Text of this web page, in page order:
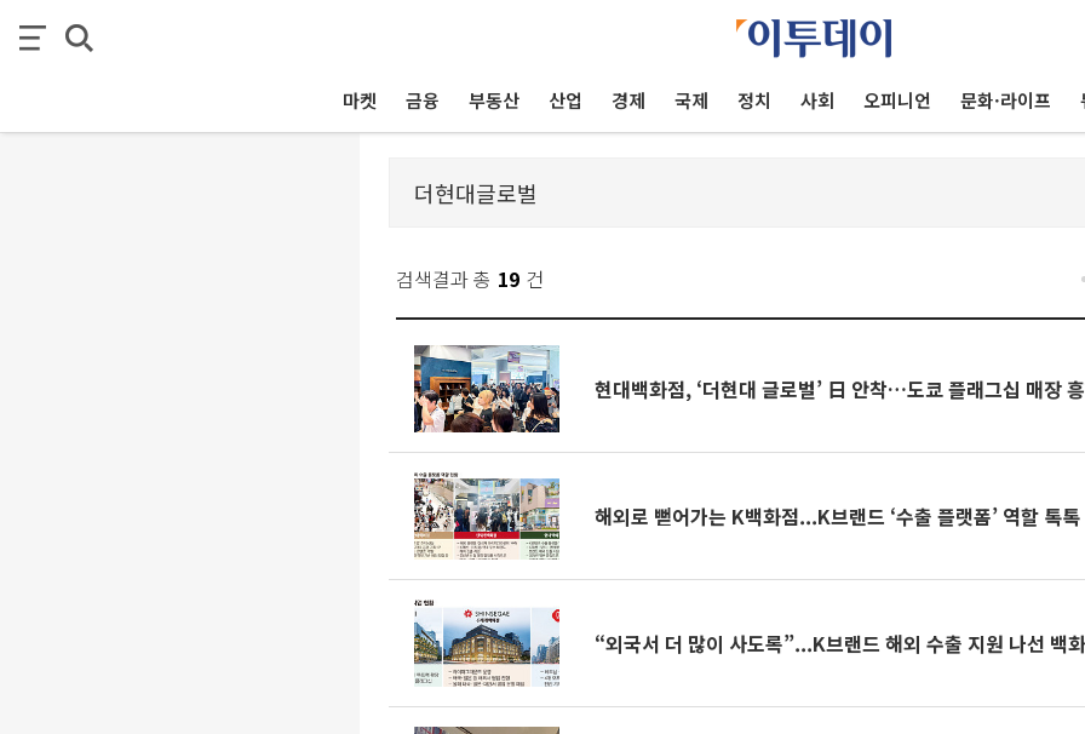
마켓 금융 부동산 산업 경제 국제 정치 사회 오피니언 문화·라이프
검색결과 총 19 건
현대백화점, ‘더현대 글로벌’ 日 안착…도쿄 플래그십 매장
해외로 뻗어가는 K백화점...K브랜드 ‘수출 플랫폼’ 역할 톡톡
“외국서 더 많이 사도록”...K브랜드 해외 수출 지원 나선 백